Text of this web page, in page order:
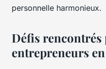
personnelle harmonieux.
Défis rencontrés
entrepreneurs en